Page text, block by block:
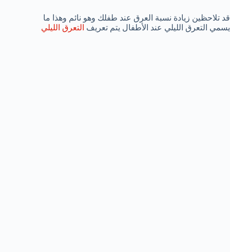
قد تلاحظين زيادة نسبة العرق عند طفلك وهو نائم وهذا ما
يسمي التعرق الليلي عند الأطفال يتم تعريف التعرق الليلي